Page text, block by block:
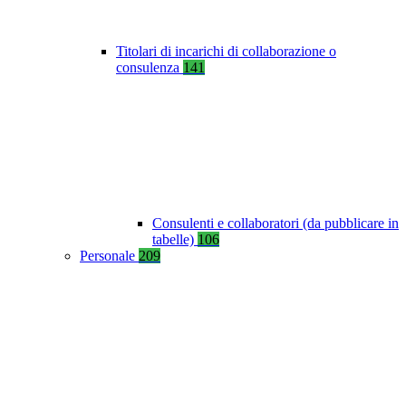
Titolari di incarichi di collaborazione o
consulenza 141
Consulenti e collaboratori (da pubblicare in
tabelle) 106
Personale 209